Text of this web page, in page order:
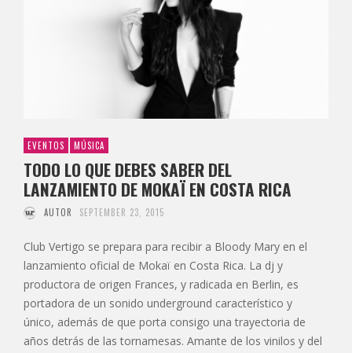
EVENTOS MÚSICA
TODO LO QUE DEBES SABER DEL
LANZAMIENTO DE MOKAÏ EN COSTA RICA
AUTOR SEPTEMBER 23, 2015
Club Vertigo se prepara para recibir a Bloody Mary en el
lanzamiento oficial de Mokaï en Costa Rica. La dj y
productora de origen Frances, y radicada en Berlin, es
portadora de un sonido underground característico y
único, además de que porta consigo una trayectoria de
años detrás de las tornamesas. Amante de los vinilos y del